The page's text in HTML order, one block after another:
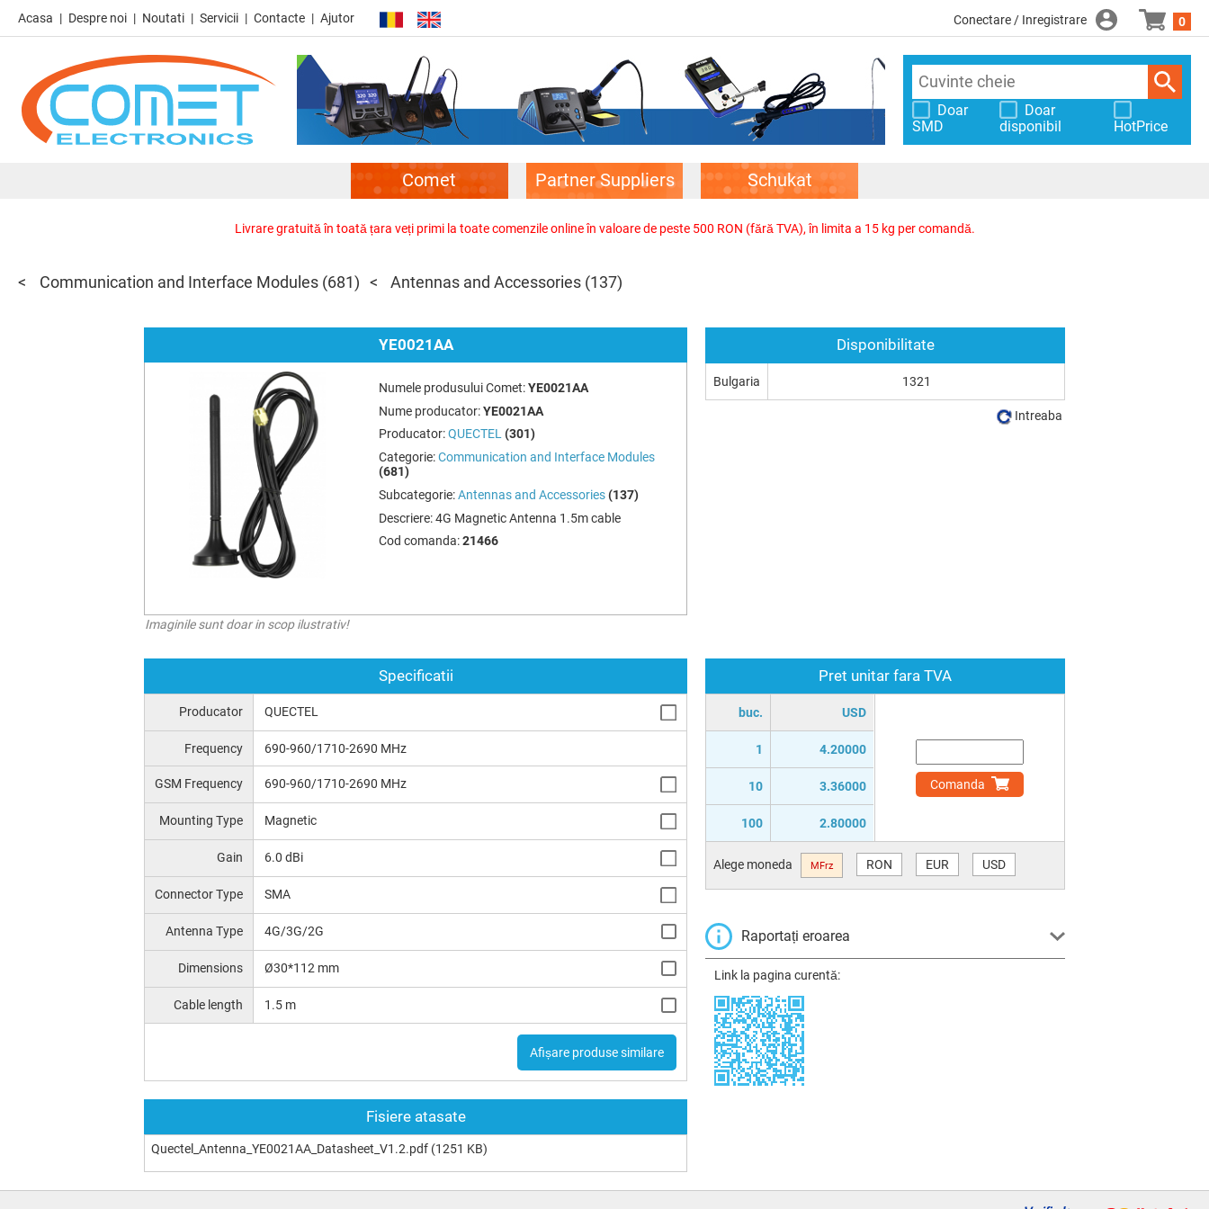
Acasa Despre noi Noutati Servicii Contacte Ajutor Conectare / Inregistrare 0
Doar
SMD
Doar
disponibil
HotPrice
Comet Partner Suppliers Schukat
Livrare gratuită în toată țara veți primi la toate comenzile online în valoare de peste 500 RON (fără TVA), în limita a 15 kg per comandă.
Communication and Interface Modules (681) Antennas and Accessories (137)
YE0021AA
Numele produsului Comet:YE0021AA
Nume producator:YE0021AA
Producator:QUECTEL (301)
Categorie:Communication and Interface Modules
(681)
Subcategorie:Antennas and Accessories (137)
Descriere:4G Magnetic Antenna 1.5m cable
Cod comanda:21466
Imaginile sunt doar in scop ilustrativ!
Specificatii
Producator QUECTEL
Frequency 690-960/1710-2690 MHz
GSM Frequency 690-960/1710-2690 MHz
Mounting Type Magnetic
Gain 6.0 dBi
Connector Type SMA
Аntenna Type 4G/3G/2G
Dimensions Ø30*112 mm
Cable length 1.5 m
Afișare produse similare
Fisiere atasate
Quectel_Antenna_YE0021AA_Datasheet_V1.2.pdf (1251 KB)
Pret unitar fara TVA
buc. USD
1 4.20000
10 3.36000
100 2.80000
Comanda
Alege moneda MFrz RON EUR USD
Raportați eroarea
Link la pagina curentă:
Disponibilitate
Bulgaria 1321
Intreaba